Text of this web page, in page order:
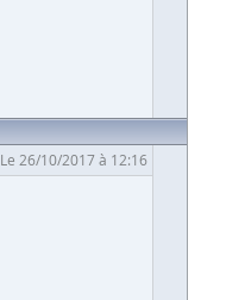
Le 26/10/2017 à 12:16